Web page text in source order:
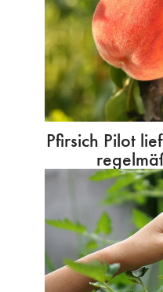
Pfirsich Pilot